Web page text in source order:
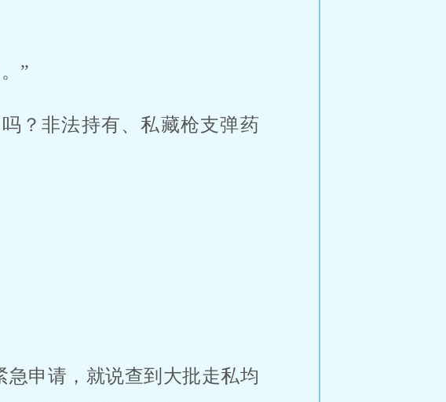
”
？非法持有、私藏枪支弹药
申请，就说查到大批走私均